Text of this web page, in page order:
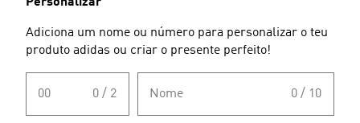
Adiciona um nome ou número para personalizar o teu
produto adidas ou criar o presente perfeito!
00 0 / 2 Nome 0 / 10